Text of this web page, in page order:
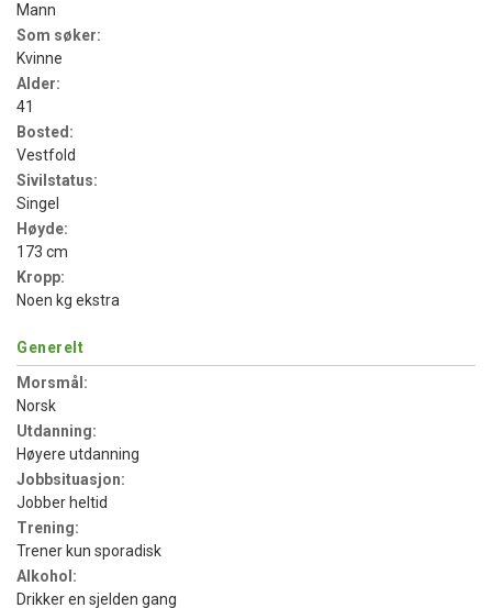
Mann
Som søker:
Kvinne
Alder:
41
Bosted:
Vestfold
Sivilstatus:
Singel
Høyde:
173 cm
Kropp:
Noen kg ekstra
Generelt
Morsmål:
Norsk
Utdanning:
Høyere utdanning
Jobbsituasjon:
Jobber heltid
Trening:
Trener kun sporadisk
Alkohol:
Drikker en sjelden gang